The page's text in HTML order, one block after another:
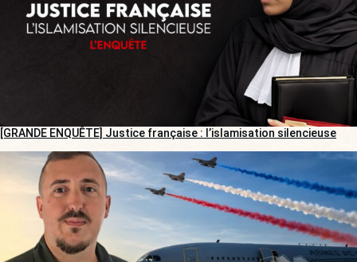
[GRANDE ENQUÊTE] Justice française : l’islamisation silencieuse